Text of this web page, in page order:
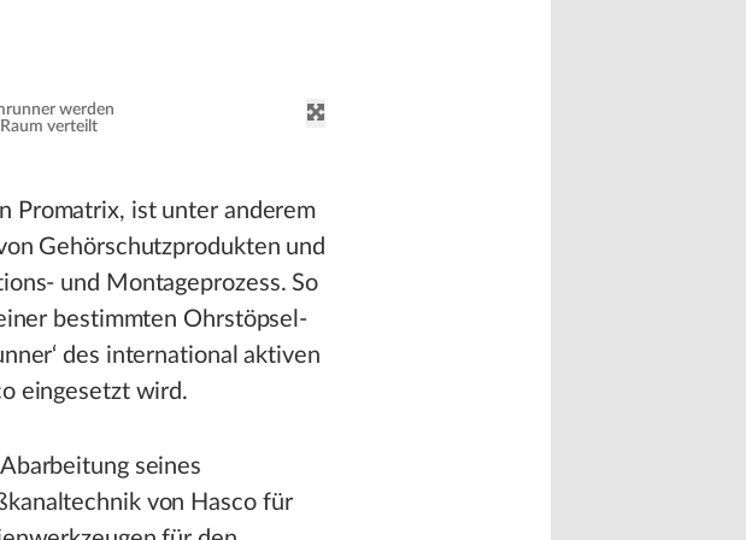
werden
verteilt
Promatrix, ist unter anderem
Gehörschutzprodukten und
und Montageprozess. So
bestimmten Ohrstöpsel-
des international aktiven
eingesetzt wird.
seines
von Hasco für